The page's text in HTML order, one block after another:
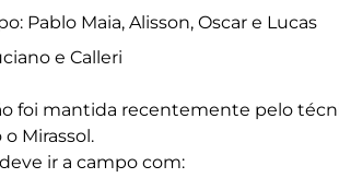
Pablo Maia, Alisson, Oscar e Lucas
e Calleri
foi mantida recentemente pelo
Mirassol.
ir a campo com: